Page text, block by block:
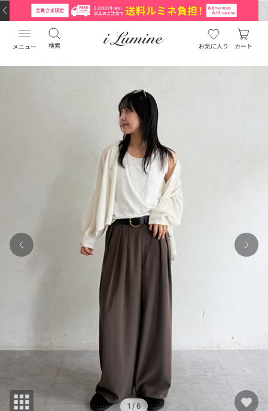
メニュー 検索 お気に入り カート
1 / 6